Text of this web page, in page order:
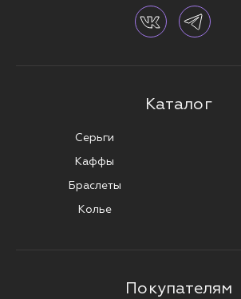
Каталог
Серьги
Каффы
Браслеты
Колье
Покупателям